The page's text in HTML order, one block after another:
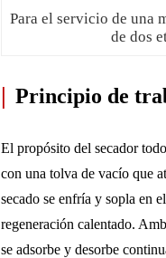
Para el servicio de una
de dos
| Principio de
El propósito del secador
con una tolva de vacío que
secado se enfría y sopla en
regeneración calentado.
se adsorbe y desorbe